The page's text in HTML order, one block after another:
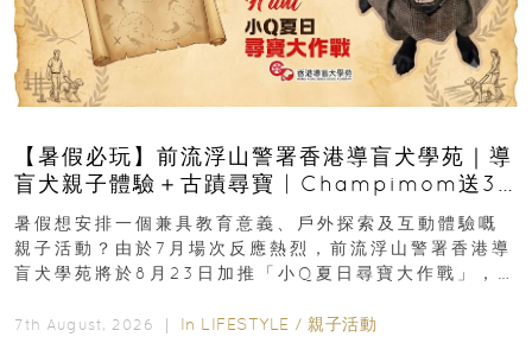
【暑假必玩】前流浮山警署香港導盲犬學苑｜導
盲犬親子體驗＋古蹟尋寶 | Champimom送3
組免費名額
暑假想安排一個兼具教育意義、戶外探索及互動體驗嘅
親子活動？由於7月場次反應熱烈，前流浮山警署香港導
盲犬學苑將於8月23日加推「小Q夏日尋寶大作戰」，家
7th August, 2026 ｜ In LIFESTYLE / 親子活動